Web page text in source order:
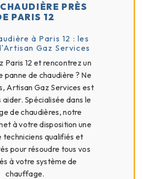
PRÈS
PARIS 12
à Paris 12 : les
Gaz Services
Paris 12 et rencontrez un
panne de chaudière ? Ne
Artisan Gaz Services est
aider. Spécialisée dans le
de chaudières, notre
à votre disposition une
techniciens qualifiés et
pour résoudre tous vos
à votre système de
chauffage.